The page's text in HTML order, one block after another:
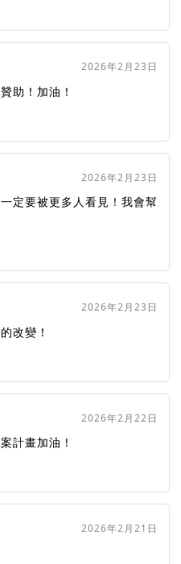
2026年2月23日
助！加油！
2026年2月23日
定要被更多人看見！我會幫
2026年2月23日
改變！
2026年2月22日
計畫加油！
2026年2月21日